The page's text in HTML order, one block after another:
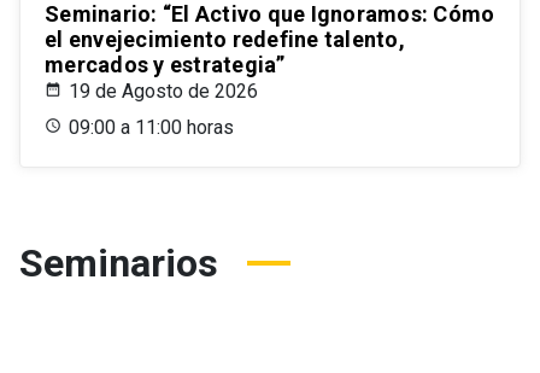
Seminario: “El Activo que Ignoramos: Cómo
el envejecimiento redefine talento,
mercados y estrategia”
19 de Agosto de 2026
09:00 a 11:00 horas
Seminarios